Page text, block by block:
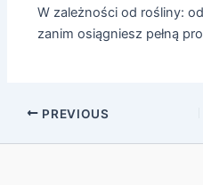
W zależności od rośliny:
zanim osiągniesz pełną
PREVIOUS